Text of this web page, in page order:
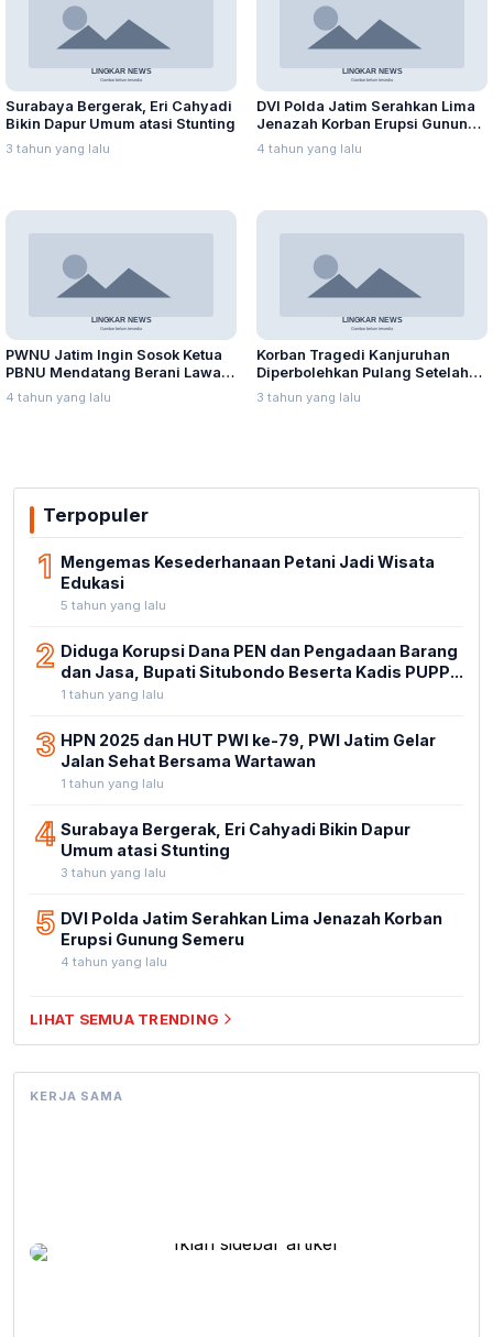
Surabaya Bergerak, Eri Cahyadi
Bikin Dapur Umum atasi Stunting
3 tahun yang lalu
DVI Polda Jatim Serahkan Lima
Jenazah Korban Erupsi Gunung
Semeru
4 tahun yang lalu
PWNU Jatim Ingin Sosok Ketua
PBNU Mendatang Berani Lawan
Intoleransi dan Radikalisme
4 tahun yang lalu
Korban Tragedi Kanjuruhan
Diperbolehkan Pulang Setelah
Dirawat Satu Bulan
3 tahun yang lalu
Terpopuler
1 Mengemas Kesederhanaan Petani Jadi Wisata
Edukasi
5 tahun yang lalu
2 Diduga Korupsi Dana PEN dan Pengadaan Barang
dan Jasa, Bupati Situbondo Beserta Kadis PUPP...
1 tahun yang lalu
3 HPN 2025 dan HUT PWI ke-79, PWI Jatim Gelar
Jalan Sehat Bersama Wartawan
1 tahun yang lalu
4 Surabaya Bergerak, Eri Cahyadi Bikin Dapur
Umum atasi Stunting
3 tahun yang lalu
5 DVI Polda Jatim Serahkan Lima Jenazah Korban
Erupsi Gunung Semeru
4 tahun yang lalu
LIHAT SEMUA TRENDING
KERJA SAMA